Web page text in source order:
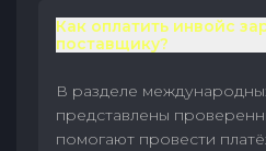
Как оплатить инвойс
поставщику?
В разделе
представлены
помогают провести